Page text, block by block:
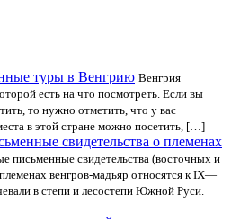
туры в Венгрию Венгрия
есть на что посмотреть. Если вы
то нужно отметить, что у вас
в этой стране можно посетить, […]
свидетельства о племенах
письменные свидетельства (восточных и
венгров-мадьяр относятся к IX—
в степи и лесостепи Южной Руси.